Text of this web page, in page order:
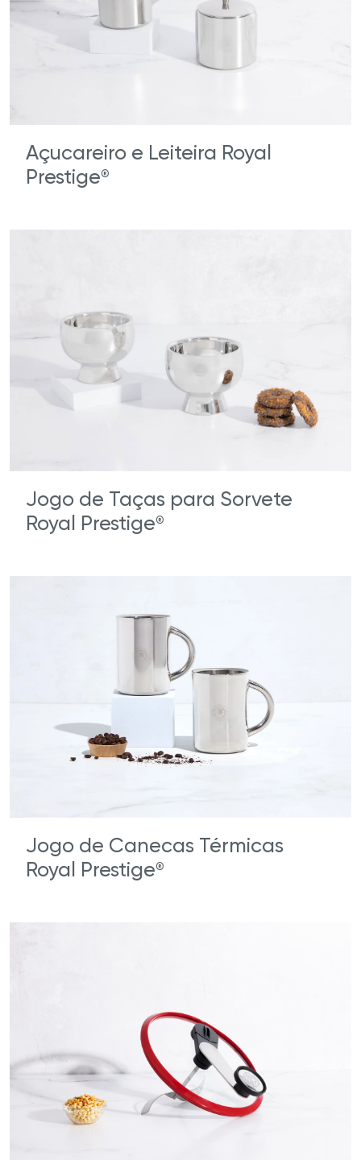
Açucareiro e Leiteira Royal
Prestige®
Jogo de Taças para Sorvete
Royal Prestige®
Jogo de Canecas Térmicas
Royal Prestige®